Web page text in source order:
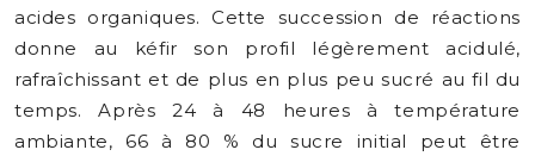
acides organiques. Cette succession de réactions
donne au kéfir son profil légèrement acidulé,
rafraîchissant et de plus en plus peu sucré au fil du
temps. Après 24 à 48 heures à température
ambiante, 66 à 80 % du sucre initial peut être